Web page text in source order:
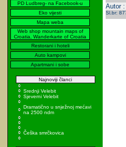
PD Ludbreg- na Facebook-u
Eko vijesti
Mapa weba
Web shop mountain maps of
Croatia, Wanderkarte of Croatia
Restorani i hoteli
Auto kampovi
Apartmani i sobe
Najnoviji članci
Srednji Velebit
Sjeverni Velebit
Dramatično u snježnoj mećavi
na 2500 ndm
Češka smrčkovica
Autor
Sl.br: